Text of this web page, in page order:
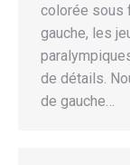
colorée sous
gauche, les
de détails.
de gauche…